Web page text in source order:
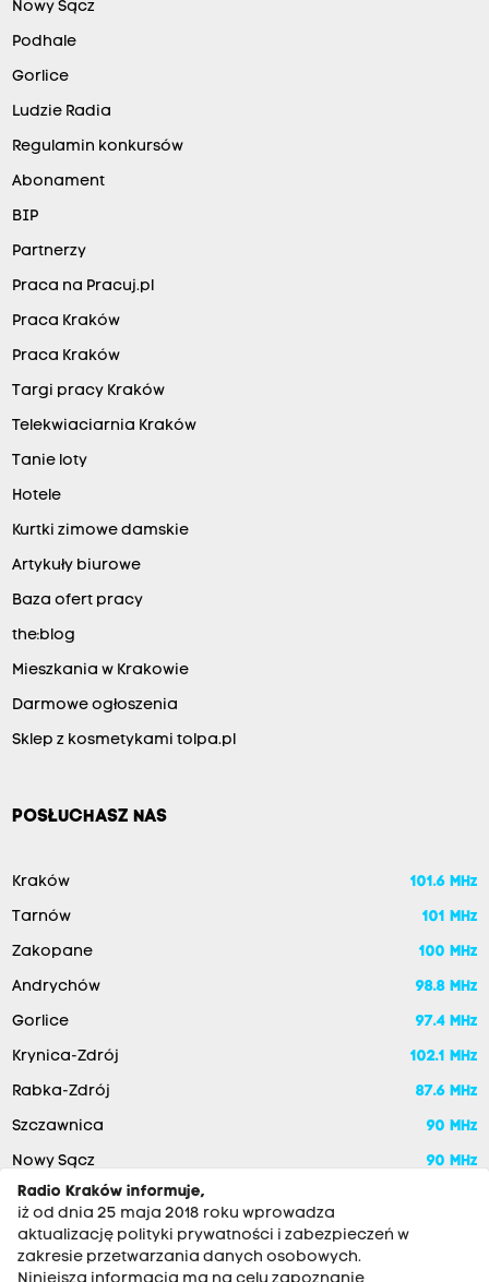
Nowy Sącz
Podhale
Gorlice
Ludzie Radia
Regulamin konkursów
Abonament
BIP
Partnerzy
Praca na Pracuj.pl
Praca Kraków
Praca Kraków
Targi pracy Kraków
Telekwiaciarnia Kraków
Tanie loty
Hotele
Kurtki zimowe damskie
Artykuły biurowe
Baza ofert pracy
the:blog
Mieszkania w Krakowie
Darmowe ogłoszenia
Sklep z kosmetykami tolpa.pl
POSŁUCHASZ NAS
Kraków 101.6 MHz
Tarnów 101 MHz
Zakopane 100 MHz
Andrychów 98.8 MHz
Gorlice 97.4 MHz
Krynica-Zdrój 102.1 MHz
Rabka-Zdrój 87.6 MHz
Szczawnica 90 MHz
Nowy Sącz
90 MHz
Radio Kraków informuje,
iż od dnia 25 maja 2018 roku wprowadza
aktualizację polityki prywatności i zabezpieczeń w
zakresie przetwarzania danych osobowych.